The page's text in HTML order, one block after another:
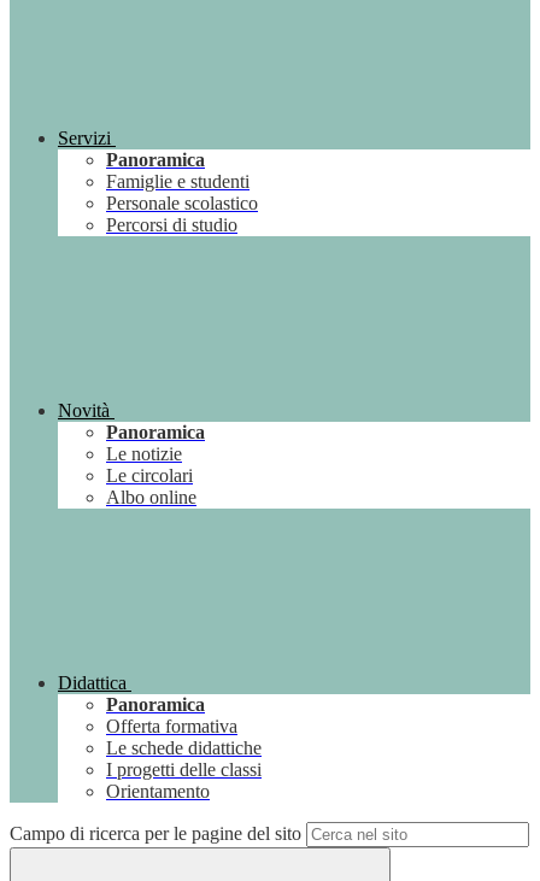
Servizi
Panoramica
Famiglie e studenti
Personale scolastico
Percorsi di studio
Novità
Panoramica
Le notizie
Le circolari
Albo online
Didattica
Panoramica
Offerta formativa
Le schede didattiche
I progetti delle classi
Orientamento
Campo di ricerca per le pagine del sito